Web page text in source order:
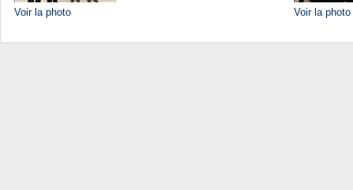
Voir la photo Voir la photo